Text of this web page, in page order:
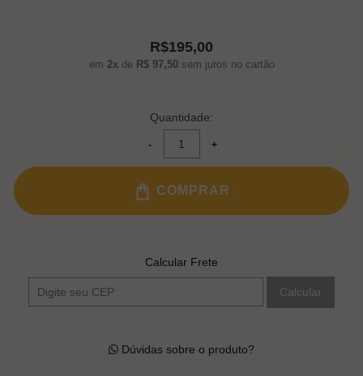
R$195,00
em 2xde R$ 97,50sem juros no cartão
Quantidade:
COMPRAR
Calcular Frete
Calcular
Dúvidas sobre o produto?